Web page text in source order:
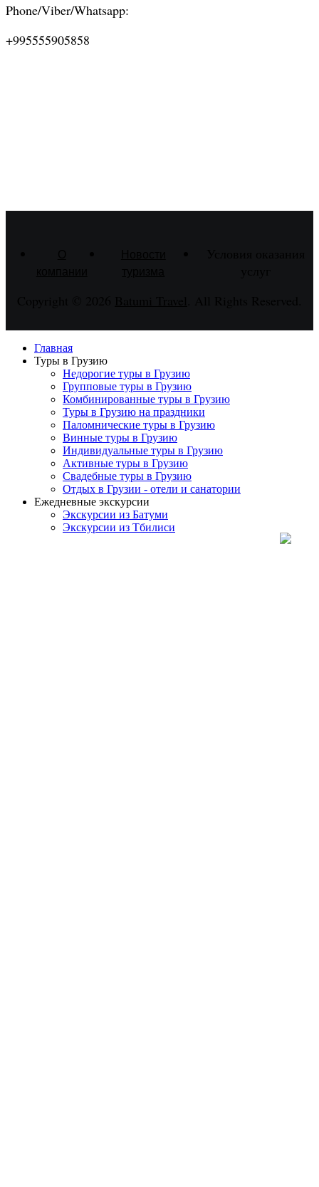
Phone/Viber/Whatsapp:
+995555905858
Главная
Туры в Грузию
Недорогие туры в Грузию
Групповые туры в Грузию
Комбинированные туры в Грузию
Туры в Грузию на праздники
Паломнические туры в Грузию
Винные туры в Грузию
Индивидуальные туры в Грузию
Активные туры в Грузию
Свадебные туры в Грузию
Отдых в Грузии - отели и санатории
Ежедневные экскурсии
Экскурсии из Батуми
Экскурсии из Тбилиси